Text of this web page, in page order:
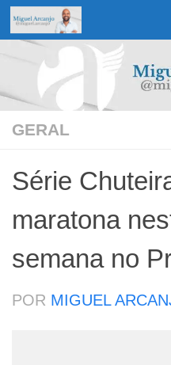
Skip to content
GERAL
Série
maratona
semana no
POR MIGUEL